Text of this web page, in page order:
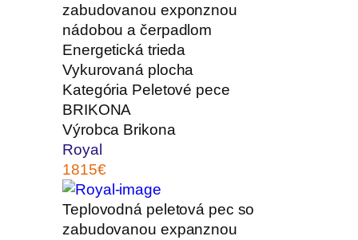
zabudovanou exponznou
nádobou a čerpadlom
Energetická trieda
Vykurovaná plocha
Kategória Peletové pece
BRIKONA
Výrobca Brikona
Royal
1815€
Teplovodná peletová pec so
zabudovanou expanznou